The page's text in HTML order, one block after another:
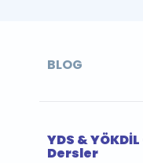
BLOG
YDS &
Dersler